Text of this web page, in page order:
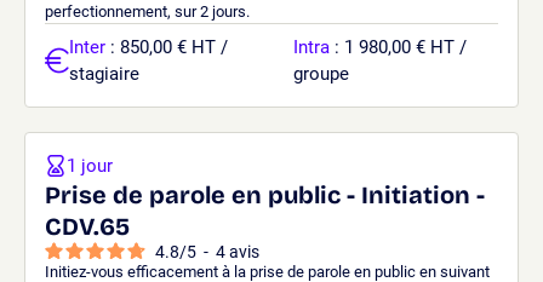
perfectionnement, sur 2 jours.
Inter : 850,00 € HT /
stagiaire
Intra : 1 980,00 € HT /
groupe
Prise de parole en public - Initiation -
CDV.65
4.8/5 - 4avis
Initiez-vous efficacement à la prise de parole en public en suivant
1 jour